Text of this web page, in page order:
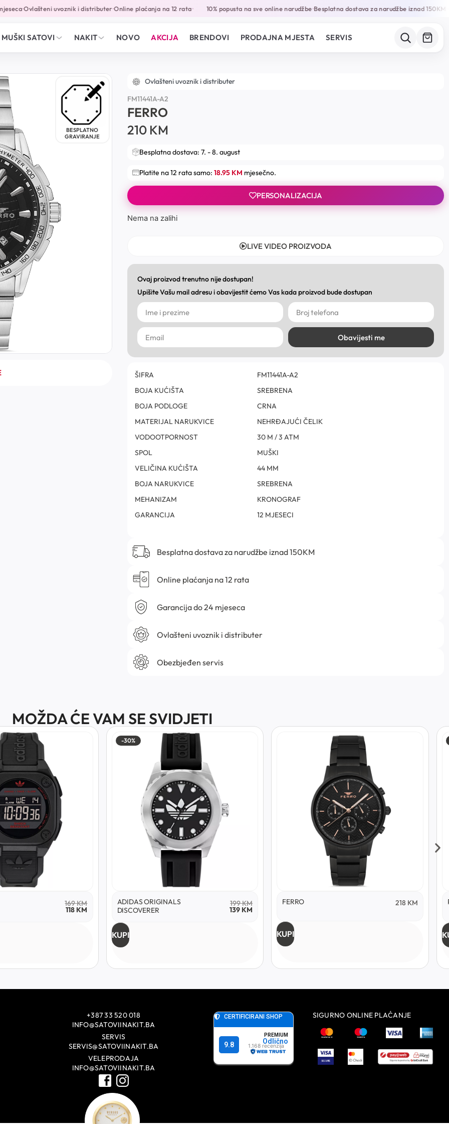
•Ovlašteni uvoznik i distributer•Online plaćanja na 12 rata• 10% popusta na sve online narudžbe•Besplatna dostava za narudžbe iznad 150KM•
MUŠKI SATOVI NAKIT NOVO AKCIJA BRENDOVI PRODAJNA MJESTA SERVIS
BESPLATNO
GRAVIRANJE
Ovlašteni uvoznik i distributer
FM11441A-A2
FERRO
210 KM
Besplatna dostava: 7. - 8. august
Platite na 12 rata samo: 18.95 KM mjesečno.
PERSONALIZACIJA
Nema na zalihi
LIVE VIDEO PROIZVODA
Ovaj proizvod trenutno nije dostupan!
Upišite Vašu mail adresu i obavijestit ćemo Vas kada proizvod bude dostupan
Obavijesti me
ŠIFRA
FM11441A-A2
BOJA KUĆIŠTA
SREBRENA
BOJA PODLOGE
CRNA
MATERIJAL NARUKVICE
NEHRĐAJUĆI ČELIK
VODOOTPORNOST
30 M / 3 ATM
SPOL
MUŠKI
VELIČINA KUĆIŠTA
44 MM
BOJA NARUKVICE
SREBRENA
MEHANIZAM
KRONOGRAF
GARANCIJA
12 MJESECI
Besplatna dostava za narudžbe iznad 150KM
Online plaćanja na 12 rata
Garancija do 24 mjeseca
Ovlašteni uvoznik i distributer
Obezbjeđen servis
MOŽDA ĆE VAM SE SVIDJETI
169KM
118 KM
-30%
ADIDAS ORIGINALS
DISCOVERER
199KM
139 KM
KUPI
FERRO 218 KM
KUPI
+387 33 520 018
INFO@SATOVIINAKIT.BA
SERVIS
SERVIS@SATOVIINAKIT.BA
VELEPRODAJA
INFO@SATOVIINAKIT.BA
SIGURNO ONLINE PLAĆANJE